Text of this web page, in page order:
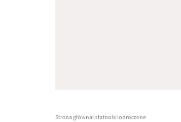
Strona główna płatności odroczone